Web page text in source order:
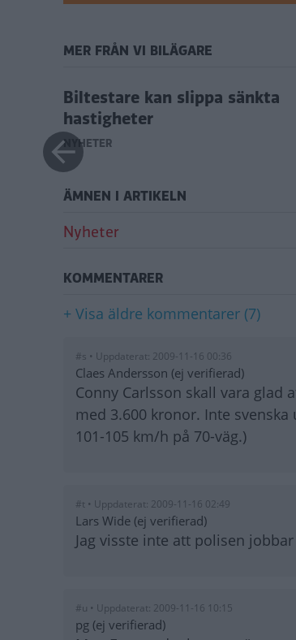
MER FRÅN VI BILÄGARE
Biltestare kan slippa sänkta
hastigheter
NYHETER
ÄMNEN I ARTIKELN
Nyheter
KOMMENTARER
+ Visa äldre kommentarer (7)
#s • Uppdaterat: 2009-11-16 00:36
Claes Andersson (ej verifierad)
Conny Carlsson skall vara
med 3.600 kronor. Inte svenska
101-105 km/h på 70-väg.)
#t • Uppdaterat: 2009-11-16 02:49
Lars Wide (ej verifierad)
Jag visste inte att polisen
#u • Uppdaterat: 2009-11-16 10:15
pg (ej verifierad)